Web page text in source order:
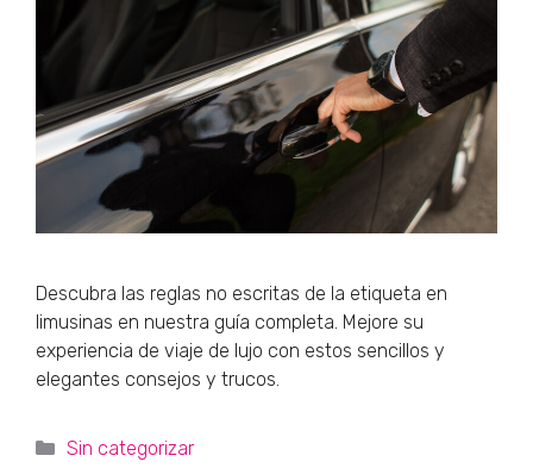
Descubra las reglas no escritas de la etiqueta en
limusinas en nuestra guía completa. Mejore su
experiencia de viaje de lujo con estos sencillos y
elegantes consejos y trucos.
Categorías
Sin categorizar